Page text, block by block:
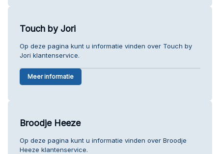
Touch by Jori
Op deze pagina kunt u informatie vinden over Touch by
Jori klantenservice.
Meer informatie
Broodje Heeze
Op deze pagina kunt u informatie vinden over Broodje
Heeze klantenservice.